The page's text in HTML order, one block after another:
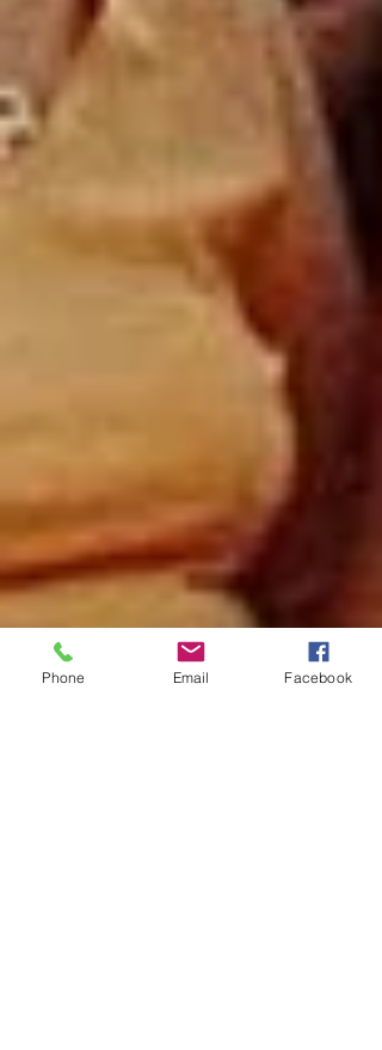
Phone Email Facebook